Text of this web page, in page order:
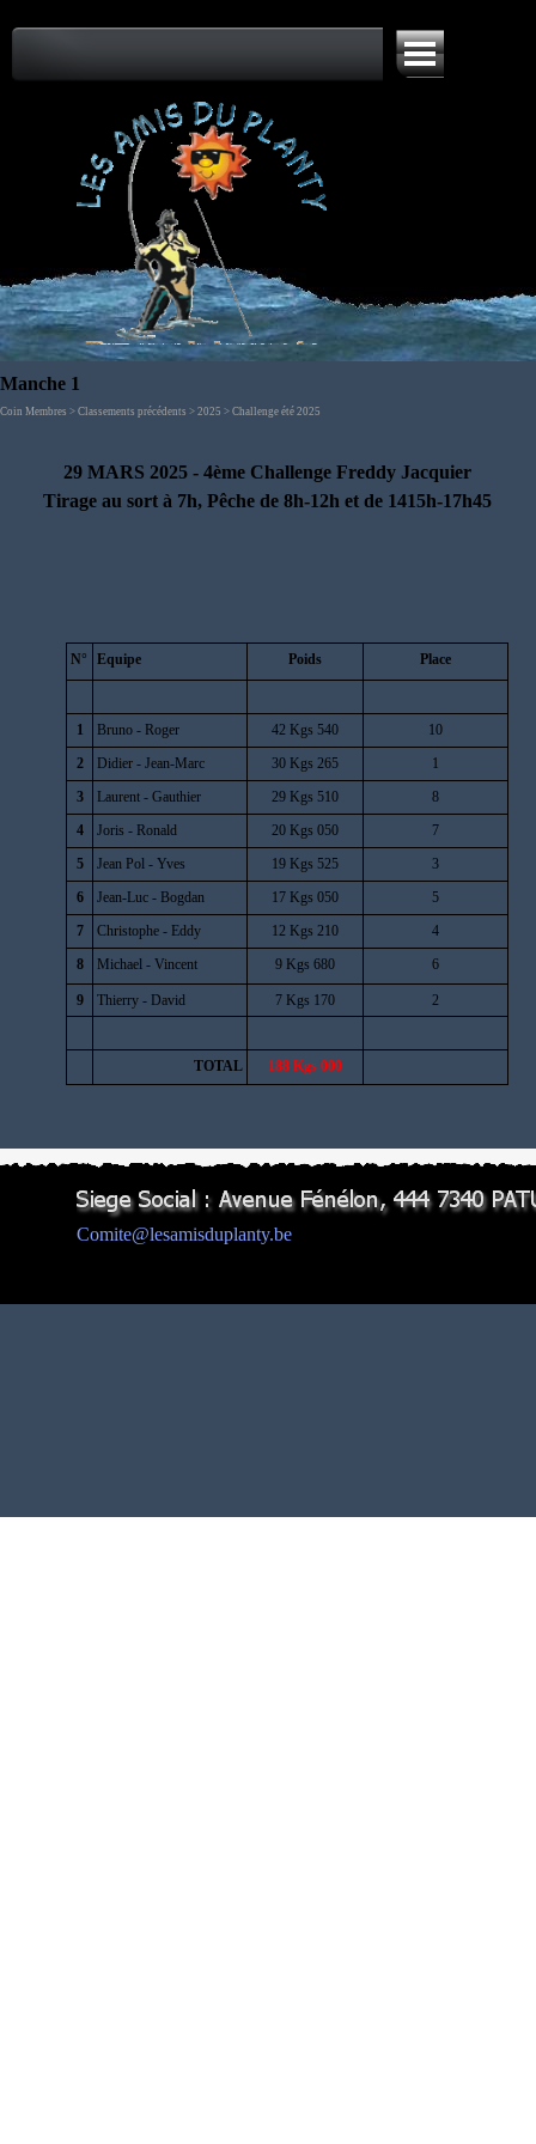
Manche 1
Coin Membres > Classements précédents > 2025 > Challenge été 2025
29 MARS 2025 - 4ème Challenge Freddy Jacquier
Tirage au sort à 7h, Pêche de 8h-12h et de 1415h-17h45
N° Equipe Poids Place
1 Bruno - Roger 42 Kgs 540
10
2
Didier - Jean-Marc 30 Kgs 265
1
3
Laurent - Gauthier 29 Kgs 510
8
4
Joris - Ronald 20 Kgs 050
7
5
Jean Pol - Yves 19 Kgs 525
3
6
Jean-Luc - Bogdan 17 Kgs 050
5
7
Christophe - Eddy 12 Kgs 210
4
8
Michael - Vincent 9 Kgs 680 6
9 Thierry - David 7 Kgs 170 2
TOTAL 188 Kgs 000
Comite@lesamisduplanty.be